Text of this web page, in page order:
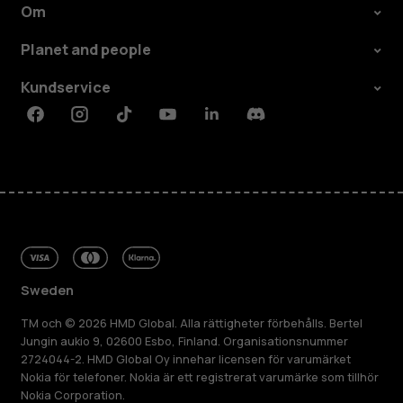
Om
Planet and people
Kundservice
FacebookInstagramTiktokYoutubeLinkedinDiscord
Sweden
TM och © 2026 HMD Global. Alla rättigheter förbehålls. Bertel
Jungin aukio 9, 02600 Esbo, Finland. Organisationsnummer
2724044-2. HMD Global Oy innehar licensen för varumärket
Nokia för telefoner. Nokia är ett registrerat varumärke som tillhör
Nokia Corporation.